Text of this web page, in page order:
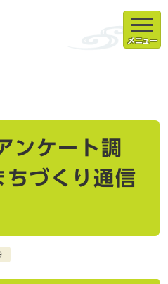
メニュー
ンケート調
ちづくり通信